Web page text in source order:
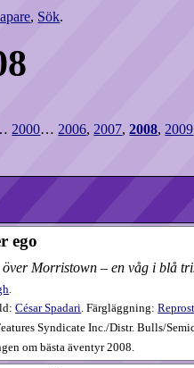
, Sök.
2000… 2006, 2007,2008, 2009
ego
över Morristown – en våg i blå
.
César Spadari. Färgläggning:
Syndicate Inc./Distr. Bulls/
om bästa äventyr 2008.